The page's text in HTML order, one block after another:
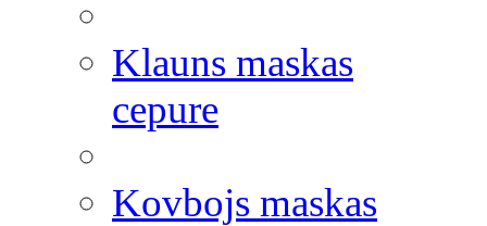
Klauns maskas
cepure
Kovbojs maskas